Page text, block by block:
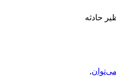
حادثه
,